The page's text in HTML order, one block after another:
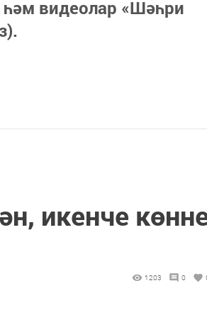
видеолар «Шәһри
икенче
1203 0